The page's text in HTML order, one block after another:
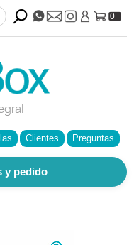
0
Clientes Preguntas
y pedido